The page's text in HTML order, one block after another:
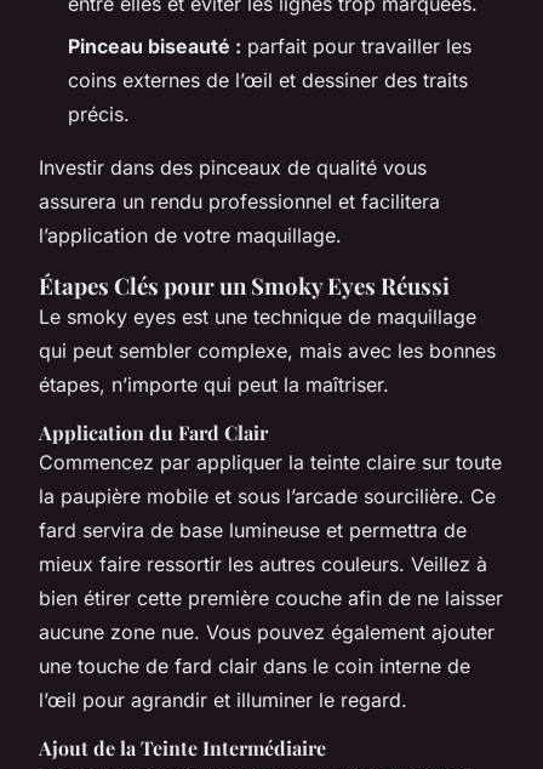
Pinceau biseauté : parfait pour travailler les
coins externes de l’œil et dessiner des traits
précis.
Investir dans des pinceaux de qualité vous
assurera un rendu professionnel et facilitera
l’application de votre maquillage.
Étapes Clés pour un Smoky Eyes Réussi
Le smoky eyes est une technique de maquillage
qui peut sembler complexe, mais avec les bonnes
étapes, n’importe qui peut la maîtriser.
Application du Fard Clair
Commencez par appliquer la teinte claire sur toute
la paupière mobile et sous l’arcade sourcilière. Ce
fard servira de base lumineuse et permettra de
mieux faire ressortir les autres couleurs. Veillez à
bien étirer cette première couche afin de ne laisser
aucune zone nue. Vous pouvez également ajouter
une touche de fard clair dans le coin interne de
l’œil pour agrandir et illuminer le regard.
Ajout de la Teinte Intermédiaire